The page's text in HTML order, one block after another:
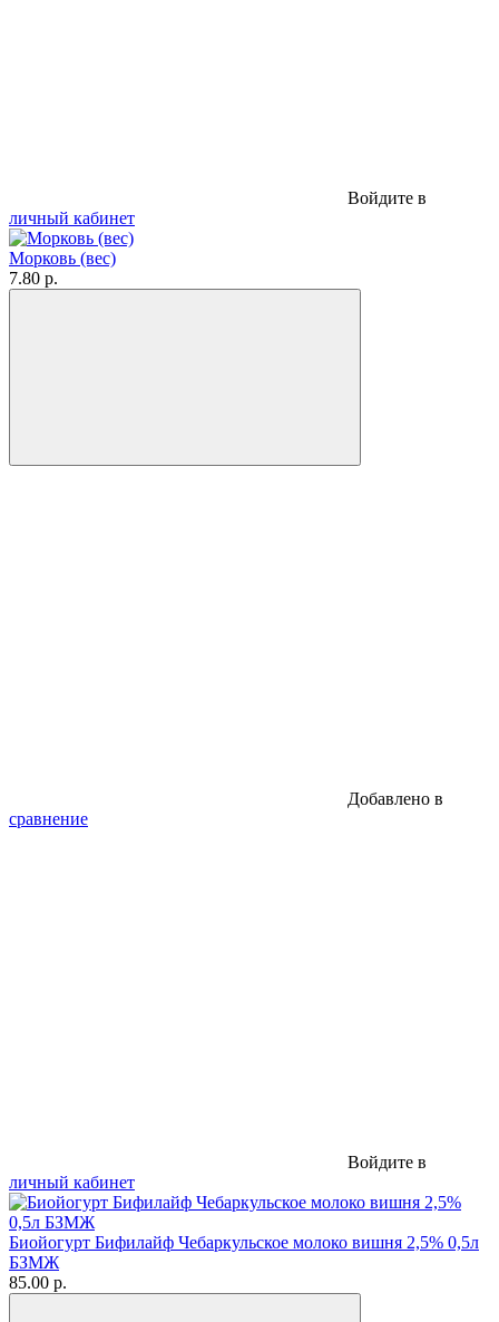
Войдите в
личный кабинет
Морковь (вес)
7.80 р.
Добавлено в
сравнение
Войдите в
личный кабинет
Биойогурт Бифилайф Чебаркульское молоко вишня 2,5% 0,5л
БЗМЖ
85.00 р.